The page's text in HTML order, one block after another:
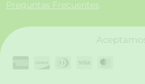
k
a
n
Preguntas Frecuentes